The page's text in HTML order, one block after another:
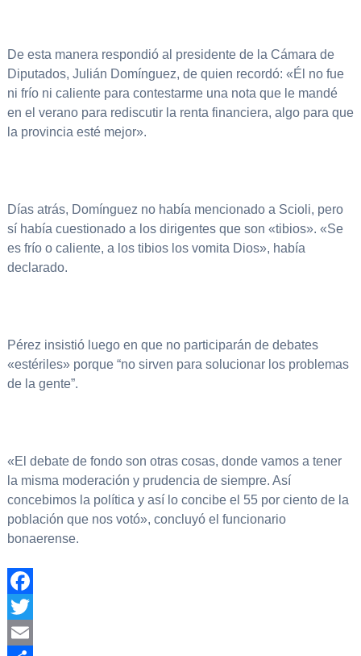
De esta manera respondió al presidente de la Cámara de
Diputados, Julián Domínguez, de quien recordó: «Él no fue
ni frío ni caliente para contestarme una nota que le mandé
en el verano para rediscutir la renta financiera, algo para que
la provincia esté mejor».
Días atrás, Domínguez no había mencionado a Scioli, pero
sí había cuestionado a los dirigentes que son «tibios». «Se
es frío o caliente, a los tibios los vomita Dios», había
declarado.
Pérez insistió luego en que no participarán de debates
«estériles» porque “no sirven para solucionar los problemas
de la gente”.
«El debate de fondo son otras cosas, donde vamos a tener
la misma moderación y prudencia de siempre. Así
concebimos la política y así lo concibe el 55 por ciento de la
población que nos votó», concluyó el funcionario
bonaerense.
Facebook
Twitter